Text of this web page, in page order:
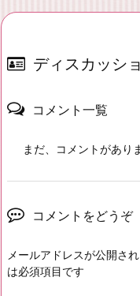
ディスカッシ
コメント一覧
まだ、コメントがあり
コメントをどうぞ
メールアドレスが公開さ
は必須項目です